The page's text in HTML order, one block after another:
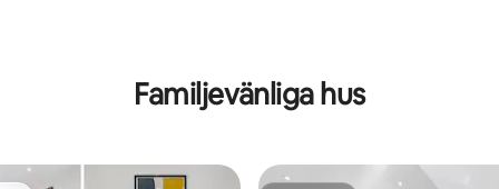
betyg, 3 omdömen
Familjevänliga hus